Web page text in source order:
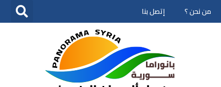
تخطى
من نحن ؟ إتصل بنا